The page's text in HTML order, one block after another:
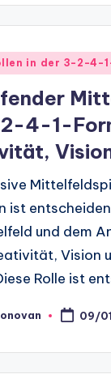
in der 3-2-4-
4-1-
ist
und dem
Vision
Rolle ist
09/